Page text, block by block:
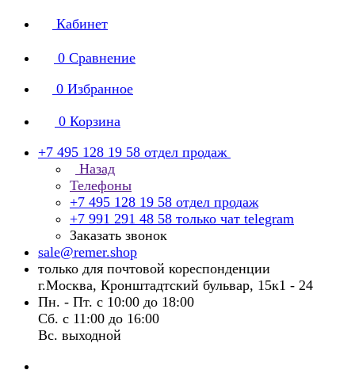
Кабинет
0 Сравнение
0 Избранное
0 Корзина
+7 495 128 19 58 отдел продаж
Назад
Телефоны
+7 495 128 19 58 отдел продаж
+7 991 291 48 58 только чат telegram
Заказать звонок
sale@remer.shop
только для почтовой кореспонденции
г.Москва, Кронштадтский бульвар, 15к1 - 24
Пн. - Пт. с 10:00 до 18:00
Сб. с 11:00 до 16:00
Вс. выходной